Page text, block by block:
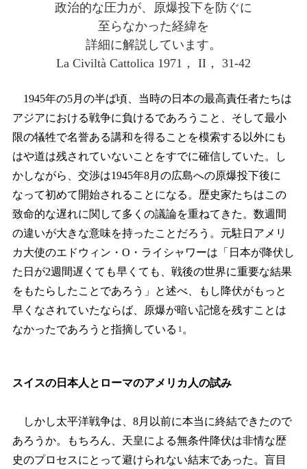
政治的な圧力が、原爆投下を防ぐに
至らなかった経緯を
詳細に解説しています。
La Civiltà Cattolica 1971， II， 31-42
1945年の5月の半ば頃、当時の日本の最高責任者たちは
アジアにおける戦争に負けるであろうこと、そして最小
限の犠牲で名誉ある講和を得ることを模索する以外にも
はや道は残されていないことをすでに確信していた。し
かしながら、交渉は1945年8月の広島への原爆投下後に
なって初めて開始されることになる。歴史家たちはこの
致命的な遅れに関して多くの議論を重ねてきた。数週間
の違いが大きな意味を持ったことだろう。元駐日アメリ
カ大使のエドウィン・O・ライシャワーは「日本が降伏し
た日が2週間遅くても早くても、戦後の世界に重要な結果
をもたらしたことであろう」と述べ、もし降伏がもっと
早くなされていたならば、原爆が暗い記憶を残すことは
なかったであろうと指摘している 1 。
スイスの日本人とローマのアメリカ人の試み
しかし太平洋戦争は、8月以前に本当に終結できたので
あろうか。もちろん、天皇による無条件降伏は非情な歴
史のプロセスにとって避けられない結末であった。盲目